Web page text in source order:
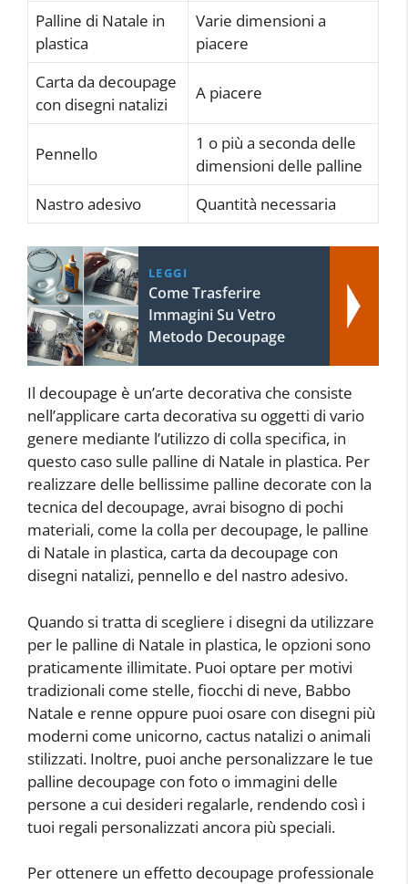
Palline di Natale in
plastica
Varie dimensioni a
piacere
Carta da decoupage
con disegni natalizi
A piacere
Pennello
1 o più a seconda delle
dimensioni delle palline
Nastro adesivo
Quantità necessaria
LEGGI
Come Trasferire
Immagini Su Vetro
Metodo Decoupage
Il decoupage è un’arte decorativa che consiste
nell’applicare carta decorativa su oggetti di vario
genere mediante l’utilizzo di colla specifica, in
questo caso sulle palline di Natale in plastica. Per
realizzare delle bellissime palline decorate con la
tecnica del decoupage, avrai bisogno di pochi
materiali, come la colla per decoupage, le palline
di Natale in plastica, carta da decoupage con
disegni natalizi, pennello e del nastro adesivo.
Quando si tratta di scegliere i disegni da utilizzare
per le palline di Natale in plastica, le opzioni sono
praticamente illimitate. Puoi optare per motivi
tradizionali come stelle, fiocchi di neve, Babbo
Natale e renne oppure puoi osare con disegni più
moderni come unicorno, cactus natalizi o animali
stilizzati. Inoltre, puoi anche personalizzare le tue
palline decoupage con foto o immagini delle
persone a cui desideri regalarle, rendendo così i
tuoi regali personalizzati ancora più speciali.
Per ottenere un effetto decoupage professionale